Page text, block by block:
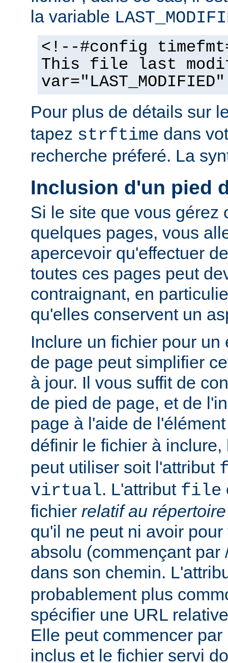
la variable
<!--#config
This file last
Pour plus de détails sur
tapez strftime dans
recherche préferé. La
Inclusion d'un pied
Si le site que vous gérez
quelques pages, vous
apercevoir qu'effectuer
toutes ces pages peut
contraignant, en
qu'elles conservent un
Inclure un fichier pour
de page peut simplifier
à jour. Il vous suffit de
de pied de page, et de
page à l'aide de
définir le fichier à
peut utiliser soit l'attribut
virtual. L'attribut file
fichier relatif au
qu'il ne peut ni avoir
absolu (commençant par
dans son chemin.
probablement plus
spécifier une URL
Elle peut commencer
inclus et le fichier servi